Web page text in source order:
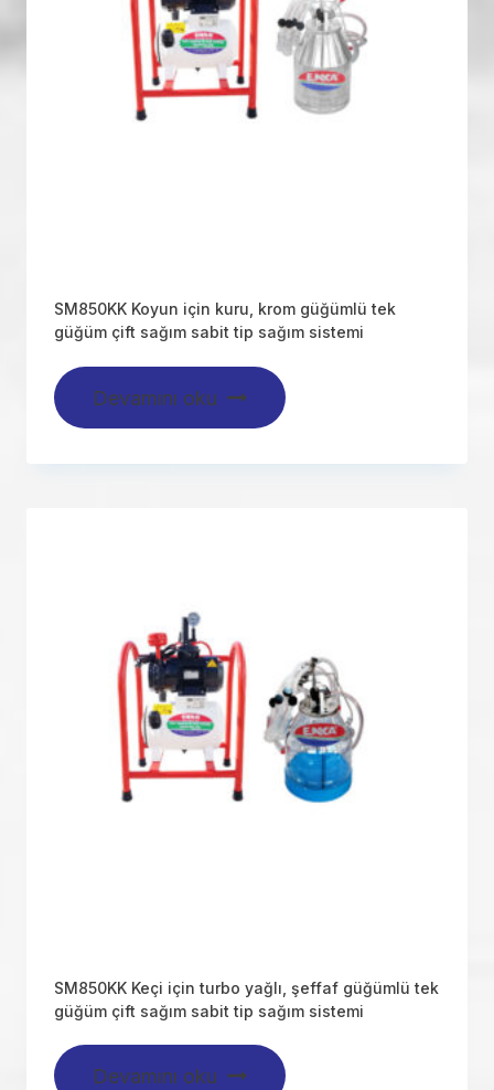
SM850KK Koyun için kuru, krom güğümlü tek
güğüm çift sağım sabit tip sağım sistemi
Devamını oku
SM850KK Keçi için turbo yağlı, şeffaf güğümlü tek
güğüm çift sağım sabit tip sağım sistemi
Devamını oku